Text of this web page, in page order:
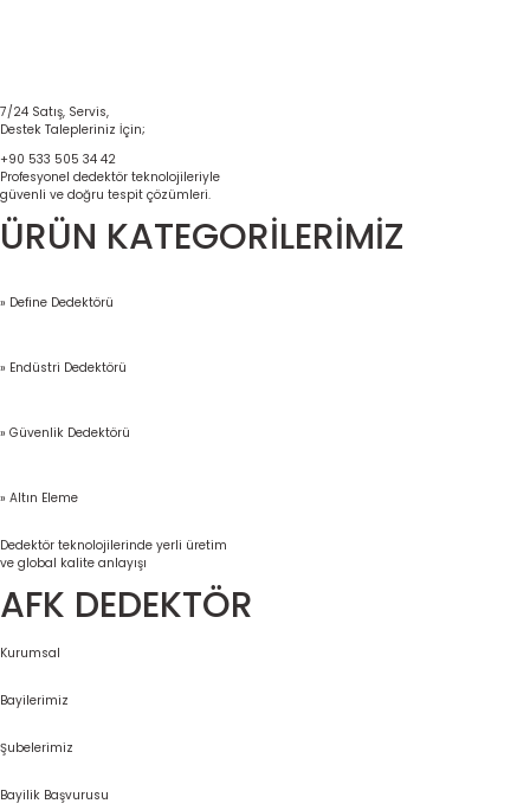
7/24 Satış, Servis,
Destek Talepleriniz İçin;
+90 533 505 34 42
Profesyonel dedektör teknolojileriyle
güvenli ve doğru tespit çözümleri.
ÜRÜN KATEGORİLERİMİZ
» Define Dedektörü
» Endüstri Dedektörü
» Güvenlik Dedektörü
» Altın Eleme
Dedektör teknolojilerinde yerli üretim
ve global kalite anlayışı
AFK DEDEKTÖR
Kurumsal
Bayilerimiz
Şubelerimiz
Bayilik Başvurusu